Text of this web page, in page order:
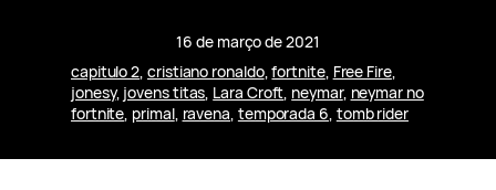
16 de março de 2021
capitulo 2, cristiano ronaldo, fortnite, Free Fire
jonesy, jovens titas, Lara Croft, neymar, neymar no
fortnite, primal, ravena, temporada 6, tomb rider